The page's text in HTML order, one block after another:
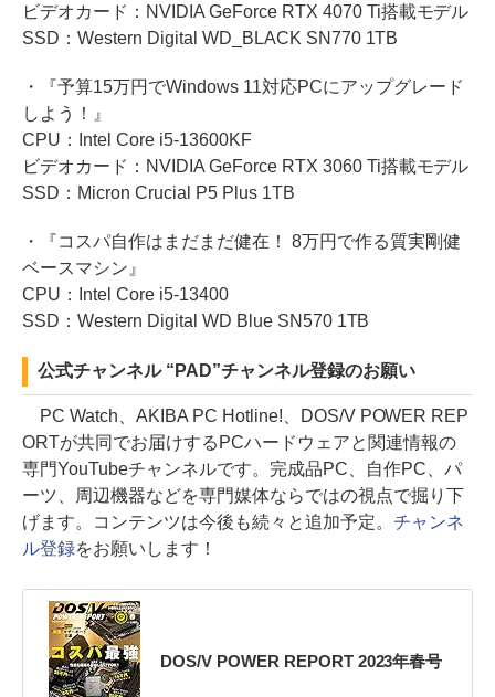
ビデオカード：NVIDIA GeForce RTX 4070 Ti搭載モデル
SSD：Western Digital WD_BLACK SN770 1TB
・『予算15万円でWindows 11対応PCにアップグレード
しよう！』
CPU：Intel Core i5-13600KF
ビデオカード：NVIDIA GeForce RTX 3060 Ti搭載モデル
SSD：Micron Crucial P5 Plus 1TB
・『コスパ自作はまだまだ健在！ 8万円で作る質実剛健
ベースマシン』
CPU：Intel Core i5-13400
SSD：Western Digital WD Blue SN570 1TB
公式チャンネル “PAD”チャンネル登録のお願い
PC Watch、AKIBA PC Hotline!、DOS/V POWER REP
ORTが共同でお届けするPCハードウェアと関連情報の
専門YouTubeチャンネルです。完成品PC、自作PC、パ
ーツ、周辺機器などを専門媒体ならではの視点で掘り下
げます。コンテンツは今後も続々と追加予定。 チャンネ
ル登録をお願いします！
DOS/V POWER REPORT 2023年春号